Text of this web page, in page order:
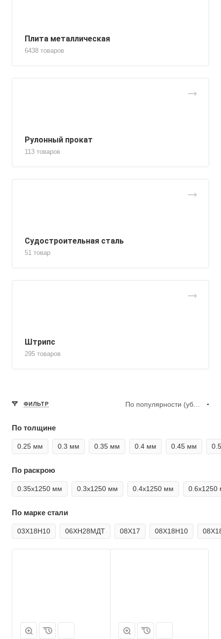
Плита металлическая
6438 товаров
Рулонный прокат
113 товаров
Судостроительная сталь
51 товар
Штрипс
295 товаров
ФИЛЬТР
По толщине
0.25 мм 0.3 мм 0.35 мм 0.4 мм 0.45 мм
По раскрою
0.35х1250 мм 0.3х1250 мм 0.4х1250 мм 0.6х1250
По марке стали
03Х18Н10 06ХН28МДТ 08Х17 08Х18Н10